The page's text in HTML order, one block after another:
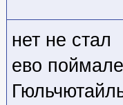
нет не стал
ево